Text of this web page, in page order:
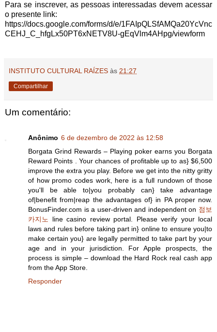
Para se inscrever, as pessoas interessadas devem acessar
o presente link:
https://docs.google.com/forms/d/e/1FAIpQLSfAMQa20YcVnc
CEHJ_C_hfgLx50PT6xNETV8U-gEqVlm4AHpg/viewform
INSTITUTO CULTURAL RAÍZES às 21:27
Compartilhar
Um comentário:
Anônimo 6 de dezembro de 2022 às 12:58
Borgata Grind Rewards – Playing poker earns you Borgata
Reward Points . Your chances of profitable up to as} $6,500
improve the extra you play. Before we get into the nitty gritty
of how promo codes work, here is a full rundown of those
you'll be able to|you probably can} take advantage
of|benefit from|reap the advantages of} in PA proper now.
BonusFinder.com is a user-driven and independent on 점보
카지노
line casino review portal. Please verify your local
laws and rules before taking part in} online to ensure you|to
make certain you} are legally permitted to take part by your
age and in your jurisdiction. For Apple prospects, the
process is simple – download the Hard Rock real cash app
from the App Store.
Responder